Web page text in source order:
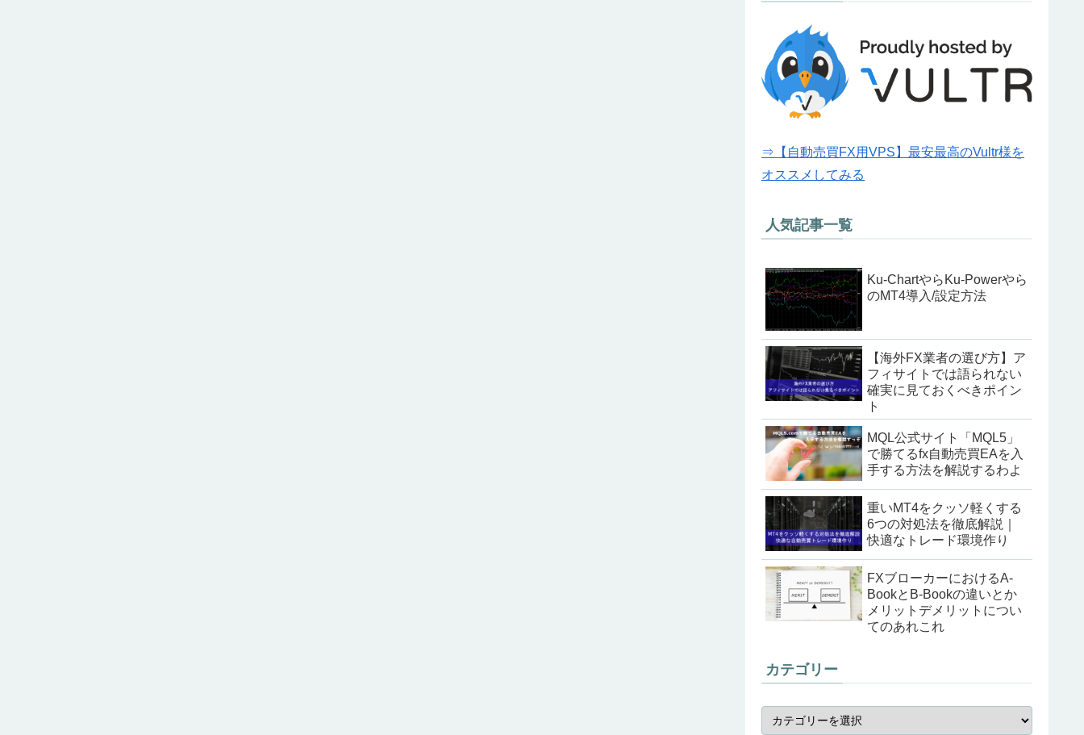
⇒【自動売買FX用VPS】最安最高のVultr様を
オススメしてみる
人気記事一覧
Ku-ChartやらKu-Powerやら
のMT4導入/設定方法
【海外FX業者の選び方】ア
フィサイトでは語られない
確実に見ておくべきポイン
ト
MQL公式サイト「MQL5」
で勝てるfx自動売買EAを入
手する方法を解説するわよ
重いMT4をクッソ軽くする
6つの対処法を徹底解説｜
快適なトレード環境作り
FXブローカーにおけるA-
BookとB-Bookの違いとか
メリットデメリットについ
てのあれこれ
カテゴリー